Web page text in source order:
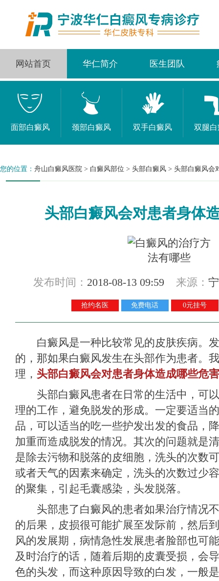
网站首页 华仁简介 医生团队
面部白癜风 颈部白癜风 双手白癜风 双腿
您的位置： 舟山白癜风医院 > 白癜风部位 > 头部白癜风 > 头部白癜风会
头部白癜风会对患者身体
发布时间： 2018-08-13 09:59 来源：
抢约名医 免费电话 0元挂号
白癜风是一种比较常见的皮肤疾病。发
的，那如果白癜风发生在头部作为患者。
理， 头部白癜风会对患者身体造成哪些危
头部白癜风患者在日常的生活中，可以
理的工作，避免脱发的形成。一定要适当
品，可以适当的吃一些护发出发的食品，
加重而造成脱发的情况。其次的问题就是
是除去污物和脱落的皮细胞，洗头的次数
或者天气的因素来确定，洗头的次数过少
的聚集，引起毛囊感染，头发脱落。
头部患了白癜风的患者如果治疗情况不
的后果，皮损很可能扩展至发际前，然后
风的发展期，病情急性发展患者脸部也可
及时治疗的话，随着后期的皮囊受损，会
色的头发，而这种原因导致的白发，一般